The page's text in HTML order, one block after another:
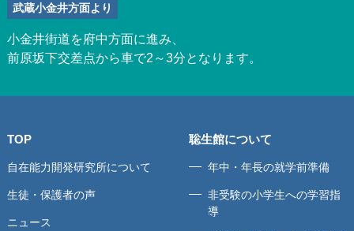
武蔵小金井方面より
小金井街道を府中方面に進み、
前原坂下交差点から車で2～3分となります。
TOP
自在能力開発研究所について
生徒・保護者の声
ニュース
聡生館について
年中・年長の就学前準備
非受験の小学生への学習指
導